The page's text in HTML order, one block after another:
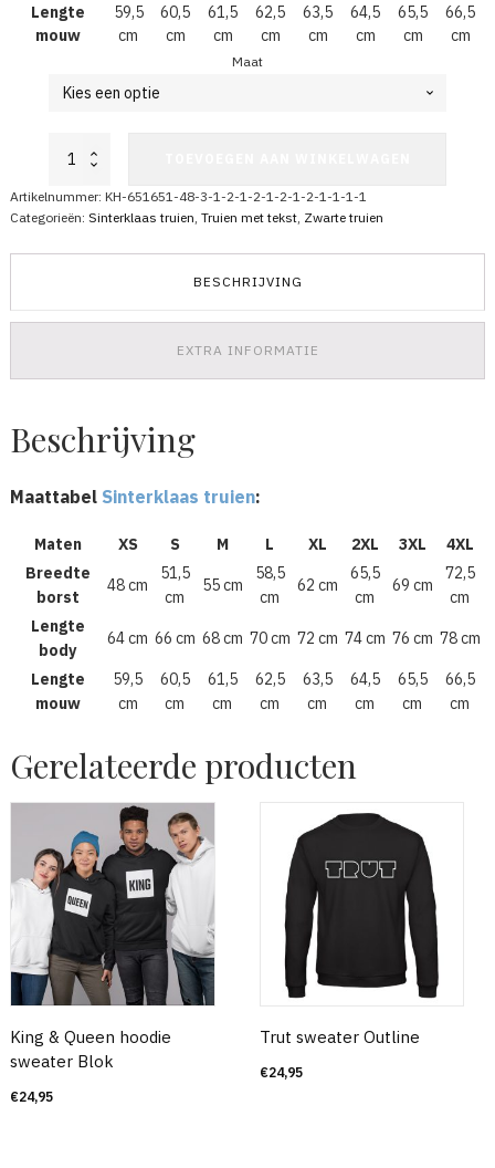
Lengte
mouw
59,5
cm
60,5
cm
61,5
cm
62,5
cm
63,5
cm
64,5
cm
65,5
cm
66,5
cm
Maat
Sinterklaas
Trui
Sint
Artikelnummer: KH-651651-48-3-1-2-1-2-1-2-1-2-1-1-1-1
Categorieën: Sinterklaas truien Truien met tekst, Zwarte truien
BESCHRIJVING
EXTRA INFORMATIE
Beschrijving
Maattabel Sinterklaas truien:
Maten XS S M L XL 2XL 3XL
4XL
Breedte
borst
48 cm
51,5
cm
55 cm
58,5
cm
62 cm
65,5
cm
69 cm
72,5
cm
Lengte
body
64 cm 66 cm 68 cm 70 cm 72 cm 74 cm 76 cm 78 cm
Lengte
mouw
59,5
cm
60,5
cm
61,5
cm
62,5
cm
63,5
cm
64,5
cm
65,5
cm
66,5
cm
Gerelateerde producten
King & Queen hoodie
sweater Blok
€24,95
Trut sweater Outline
€24,95